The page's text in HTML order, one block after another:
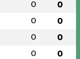
0 0
0 0
0 0
0 0